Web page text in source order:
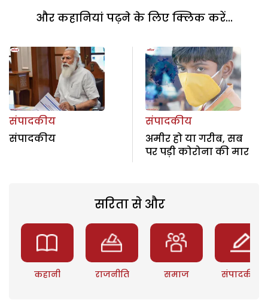
और कहानियां पढ़ने के लिए क्लिक करें...
संपादकीय
संपादकीय
संपादकीय
अमीर हो या गरीब, सब
पर पड़ी कोरोना की मार
सरिता से और
कहानी राजनीति समाज संपादकीय